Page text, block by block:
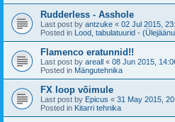
Rudderless - Asshole
Last post by antzuke « 02 Jul 2015,
Posted in Lood, tabulatuurid -
Flamenco eratunnid!!
Last post by areall « 08 Jun 2015,
Posted in Mängutehnika
FX loop võimule
Last post by Epicus « 31 May 2015,
Posted in Kitarri tehnika